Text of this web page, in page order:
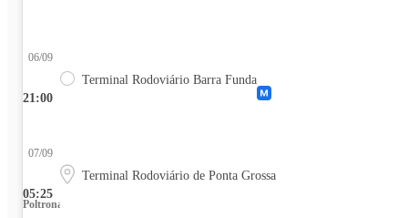
21:00
06/09
Terminal Rodoviário Barra Funda
05:25
07/09
Terminal Rodoviário de Ponta Grossa
Poltrona